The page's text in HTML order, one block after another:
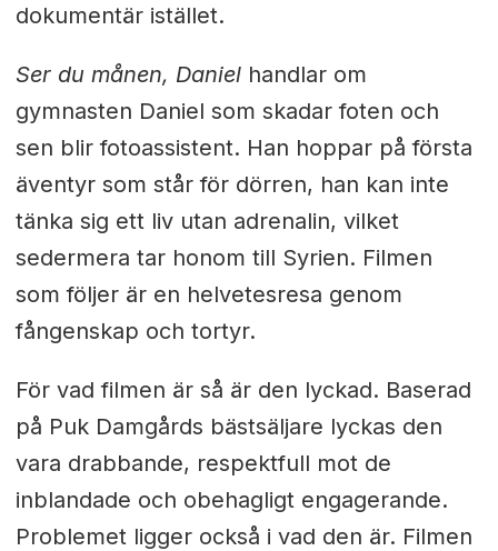
dokumentär istället.
Ser du månen, Daniel handlar om
gymnasten Daniel som skadar foten och
sen blir fotoassistent. Han hoppar på första
äventyr som står för dörren, han kan inte
tänka sig ett liv utan adrenalin, vilket
sedermera tar honom till Syrien. Filmen
som följer är en helvetesresa genom
fångenskap och tortyr.
För vad filmen är så är den lyckad. Baserad
på Puk Damgårds bästsäljare lyckas den
vara drabbande, respektfull mot de
inblandade och obehagligt engagerande.
Problemet ligger också i vad den är. Filmen